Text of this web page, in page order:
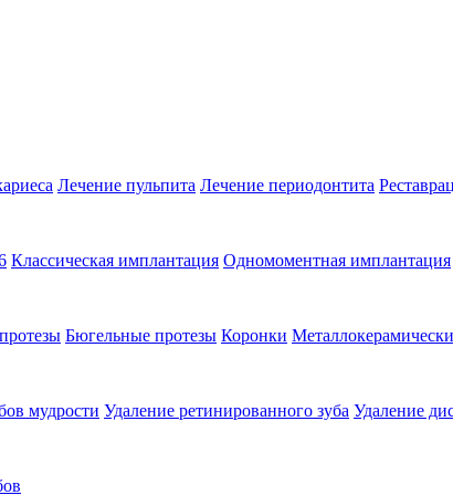
Лечение пульпита Лечение периодонтита
Классическая имплантация Одномоментная имплантация
Бюгельные протезы Коронки
мудрости Удаление ретинированного зуба Удаление